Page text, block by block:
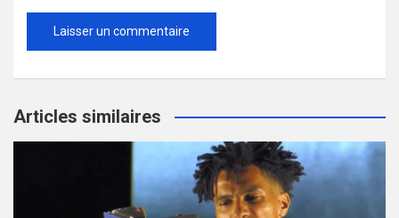
Articles similaires